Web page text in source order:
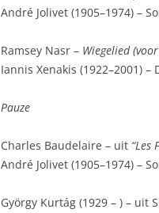
André Jolivet (1905–1974) –
Ramsey Nasr – Wiegelied
Iannis Xenakis (1922–2001)
Pauze
Charles Baudelaire – uit “Les
André Jolivet (1905–1974) –
György Kurtág (1929 – ) – uit